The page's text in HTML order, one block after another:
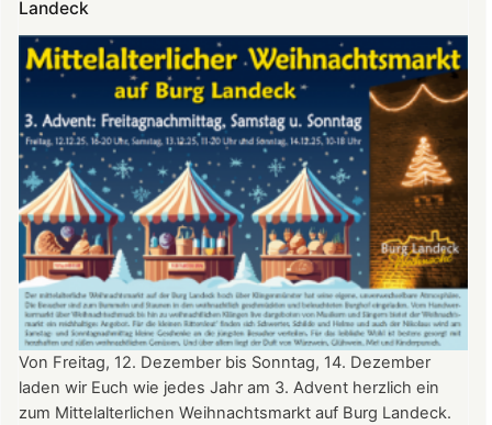
Landeck
Von Freitag, 12. Dezember bis Sonntag, 14. Dezember
laden wir Euch wie jedes Jahr am 3. Advent herzlich ein
zum Mittelalterlichen Weihnachtsmarkt auf Burg Landeck.